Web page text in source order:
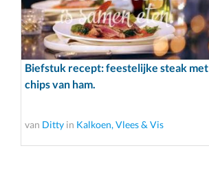
Biefstuk recept: feestelijke steak met
chips van ham.
van Ditty in Kalkoen, Vlees & Vis